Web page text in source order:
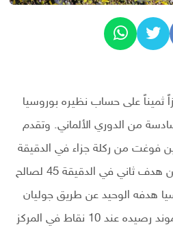
ثميناً على حساب نظيره بوروسيا
السادسة من الدوري الألماني. وتقدم
فوغت من ركلة جزاء في الدقيقة
26، ثم سجل يورب فيرتيسين هدف ثاني في الدقيقة 45 لصالح
هدفه الوحيد عن طريق جوليان
رايرسون. وتجمد رصيد دورتموند رصيده عند 10 نقاط في المركز